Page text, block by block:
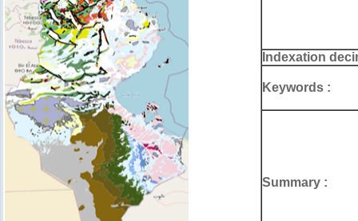
Indexation
Keywords :
Summary :